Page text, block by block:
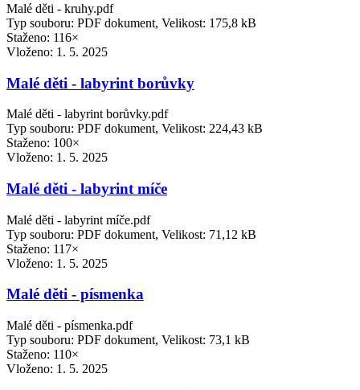
Malé děti - kruhy.pdf
Typ souboru: PDF dokument, Velikost: 175,8 kB
Staženo: 116×
Vloženo: 1. 5. 2025
Malé děti - labyrint borůvky
Malé děti - labyrint borůvky.pdf
Typ souboru: PDF dokument, Velikost: 224,43 kB
Staženo: 100×
Vloženo: 1. 5. 2025
Malé děti - labyrint míče
Malé děti - labyrint míče.pdf
Typ souboru: PDF dokument, Velikost: 71,12 kB
Staženo: 117×
Vloženo: 1. 5. 2025
Malé děti - písmenka
Malé děti - písmenka.pdf
Typ souboru: PDF dokument, Velikost: 73,1 kB
Staženo: 110×
Vloženo: 1. 5. 2025